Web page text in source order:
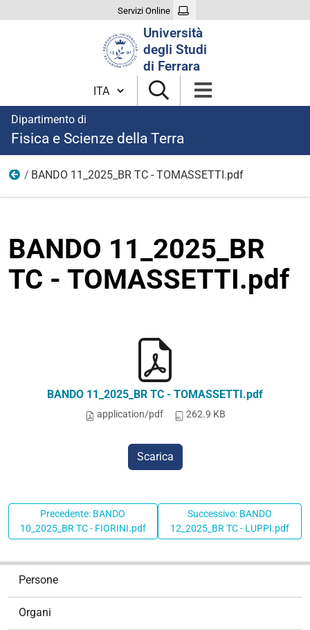
Servizi Online
Università
degli Studi
di Ferrara
Cambia lingua
Dipartimento di
Fisica e Scienze della Terra
modulistica borse 2025
BANDO 11_2025_BR TC - TOMASSETTI.pdf
BANDO 11_2025_BR
TC - TOMASSETTI.pdf
BANDO 11_2025_BR TC - TOMASSETTI.pdf
application/pdf 262.9 KB
Scarica
Precedente: BANDO
10_2025_BR TC - FIORINI.pdf
Successivo: BANDO
12_2025_BR TC - LUPPI.pdf
Persone
Organi